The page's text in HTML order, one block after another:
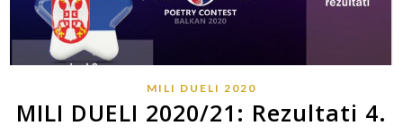
MILI DUELI 2020
MILI DUELI 2020/21: Rezultati 4.